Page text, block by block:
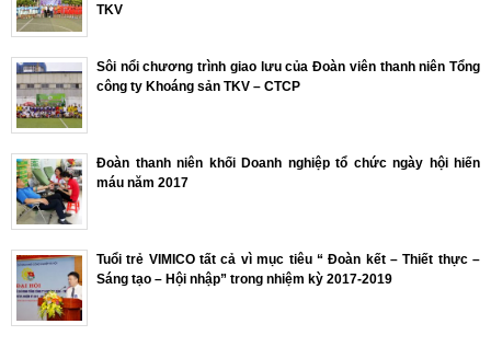
TKV
Sôi nổi chương trình giao lưu của Đoàn viên thanh niên Tổng
công ty Khoáng sản TKV – CTCP
Đoàn thanh niên khối Doanh nghiệp tổ chức ngày hội hiến
máu năm 2017
Tuổi trẻ VIMICO tất cả vì mục tiêu “ Đoàn kết – Thiết thực –
Sáng tạo – Hội nhập” trong nhiệm kỳ 2017-2019